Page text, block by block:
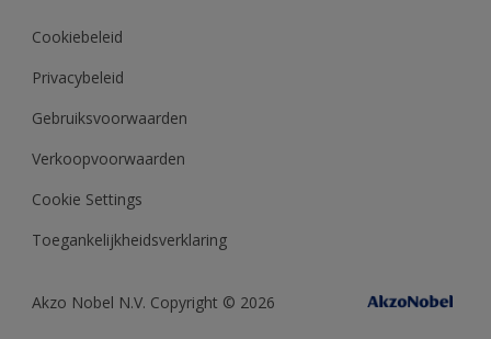
Sikkens Center
Kennisbank
Cookiebeleid
Privacybeleid
Gebruiksvoorwaarden
Verkoopvoorwaarden
Cookie Settings
Toegankelijkheidsverklaring
Akzo Nobel N.V. Copyright © 2026